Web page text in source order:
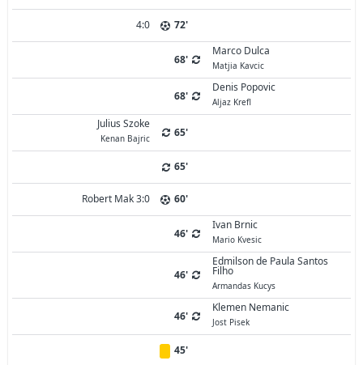
4:0 72'
68'
Marco Dulca
Matjia Kavcic
68'
Denis Popovic
Aljaz Krefl
Julius Szoke
Kenan Bajric 65'
65'
Robert Mak 3:0 60'
46'
Ivan Brnic
Mario Kvesic
46'
Edmilson de Paula Santos
Filho
Armandas Kucys
46'
Klemen Nemanic
Jost Pisek
45'